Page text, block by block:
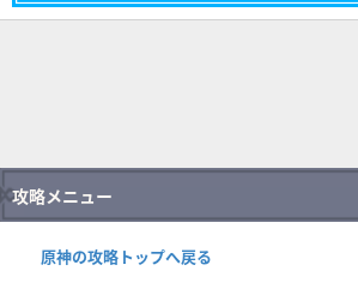
攻略メニュー
原神の攻略トップへ戻る